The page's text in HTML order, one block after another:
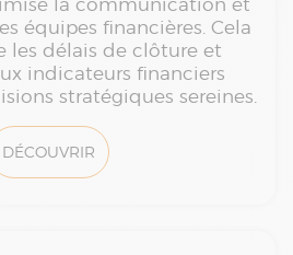
la communication et
équipes financières. Cela
les délais de clôture et
indicateurs financiers
stratégiques sereines.
DÉCOUVRIR